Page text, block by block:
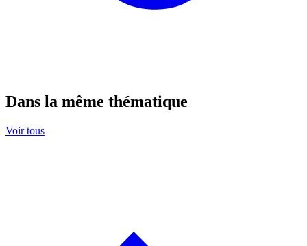
Dans la même thématique
Voir tous